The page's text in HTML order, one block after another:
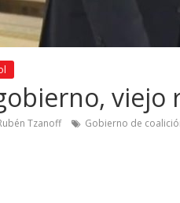
viejo
Tzanoff Gobierno de